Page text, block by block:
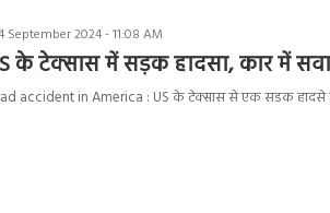
September 2024 - 11:08 AM
के टेक्सास में सड़क हादसा, कार में
accident in America : US के टेक्सास से एक सडक हादसे